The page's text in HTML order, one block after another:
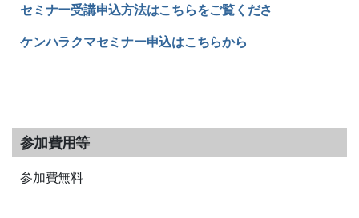
セミナー受講申込方法はこちらをご覧くださ
ケンハラクマセミナー申込はこちらから
参加費用等
参加費無料